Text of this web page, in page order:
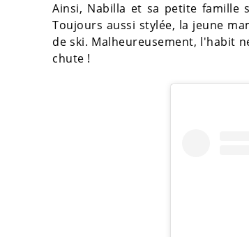
Ainsi, Nabilla et sa petite famille
Toujours aussi stylée, la jeune
de ski. Malheureusement, l'habit
chute !